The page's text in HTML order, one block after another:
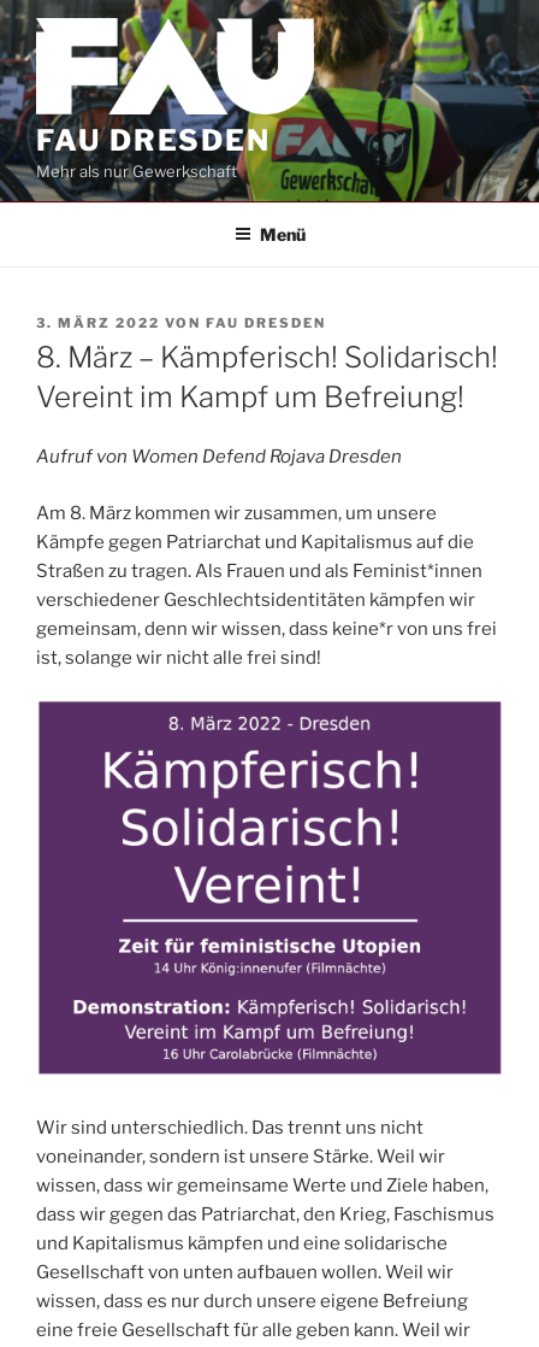
Zum
Inhalt
springen
FAU DRESDEN
Mehr als nur Gewerkschaft
Menü
VERÖFFENTLICHT
AM
3. MÄRZ 2022 VON FAU DRESDEN
8. März – Kämpferisch! Solidarisch!
Vereint im Kampf um Befreiung!
Aufruf von Women Defend Rojava Dresden
Am 8. März kommen wir zusammen, um unsere
Kämpfe gegen Patriarchat und Kapitalismus auf die
Straßen zu tragen. Als Frauen und als Feminist*innen
verschiedener Geschlechtsidentitäten kämpfen wir
gemeinsam, denn wir wissen, dass keine*r von uns frei
ist, solange wir nicht alle frei sind!
Wir sind unterschiedlich. Das trennt uns nicht
voneinander, sondern ist unsere Stärke. Weil wir
wissen, dass wir gemeinsame Werte und Ziele haben,
dass wir gegen das Patriarchat, den Krieg, Faschismus
und Kapitalismus kämpfen und eine solidarische
Gesellschaft von unten aufbauen wollen. Weil wir
wissen, dass es nur durch unsere eigene Befreiung
eine freie Gesellschaft für alle geben kann. Weil wir